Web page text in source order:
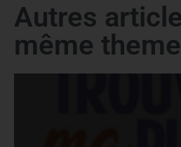
Autres
même theme